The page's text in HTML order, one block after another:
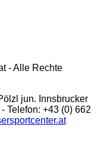
- Alle Rechte
jun. Innsbrucker
Telefon: +43 (0) 662